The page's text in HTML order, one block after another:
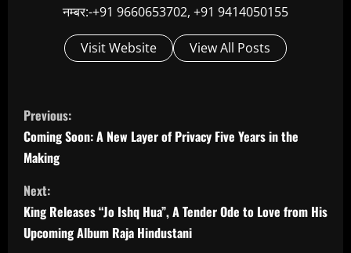
नम्बर:-+91 9660653702, +91 9414050155
Visit Website View All Posts
C
o
n
t
i
n
Previous:
Coming Soon: A New Layer of Privacy Five Years in the
Making
Next:
King Releases “Jo Ishq Hua”, A Tender Ode to Love from His
Upcoming Album Raja Hindustani